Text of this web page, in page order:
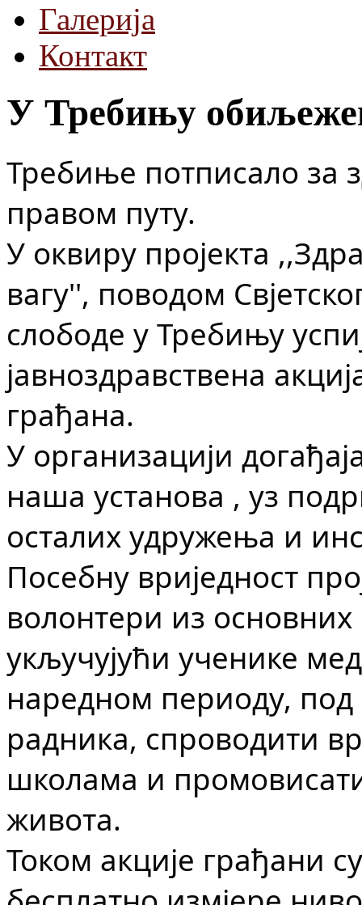
Галерија
Контакт
У Требињу
Требиње потписало за
правом путу.
У оквиру пројекта
вагу'', поводом
слободе у Требињу
јавноздравствена
грађана.
У организацији
наша установа , уз
осталих удружења и
Посебну вриједност
волонтери из
укључујући ученике
наредном периоду,
радника, спроводити
школама и
живота.
Током акције грађани